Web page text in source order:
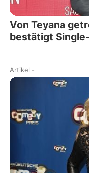
Von Teyana
bestätigt
Artikel -